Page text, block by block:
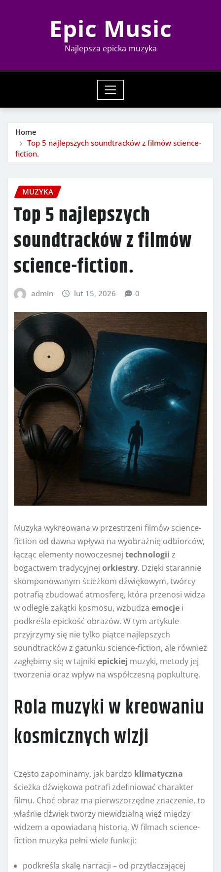
Epic Music
Najlepsza epicka muzyka
Home
Top 5 najlepszych soundtracków z filmów science-
fiction.
MUZYKA
Top 5 najlepszych
soundtracków z filmów
science-fiction.
admin lut 15, 2026 0
Muzyka wykreowana w przestrzeni filmów science-
fiction od dawna wpływa na wyobraźnię odbiorców,
łącząc elementy nowoczesnej technologii z
bogactwem tradycyjnej orkiestry. Dzięki starannie
skomponowanym ścieżkom dźwiękowym, twórcy
potrafią zbudować atmosferę, która przenosi widza
w odległe zakątki kosmosu, wzbudza emocje i
podkreśla epickość obrazów. W tym artykule
przyjrzymy się nie tylko piątce najlepszych
soundtracków z gatunku science-fiction, ale również
zagłębimy się w tajniki epickiej muzyki, metody jej
tworzenia oraz wpływ na współczesną popkulturę.
Rola muzyki w kreowaniu
kosmicznych wizji
Często zapominamy, jak bardzo klimatyczna
ścieżka dźwiękowa potrafi zdefiniować charakter
filmu. Choć obraz ma pierwszorzędne znaczenie, to
właśnie dźwięk tworzy niewidzialną więź między
widzem a opowiadaną historią. W filmach science-
fiction muzyka pełni wiele funkcji:
podkreśla skalę narracji – od przytłaczającej